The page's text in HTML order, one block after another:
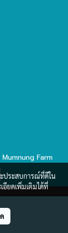
Farm
ประสบการณ์ที่ดีใน
อียดเพิ่มเติมได้ที่